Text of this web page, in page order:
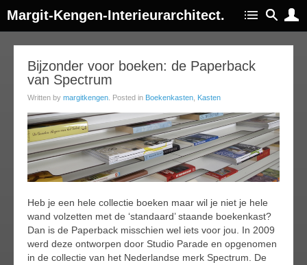
Margit-Kengen-Interieurarchitect.
Bijzonder voor boeken: de Paperback
van Spectrum
Written by margitkengen . Posted in Boekenkasten Kasten
Heb je een hele collectie boeken maar wil je niet je hele
wand volzetten met de ‘standaard’ staande boekenkast?
Dan is de Paperback misschien wel iets voor jou. In 2009
werd deze ontworpen door Studio Parade en opgenomen
in de collectie van het Nederlandse merk Spectrum. De